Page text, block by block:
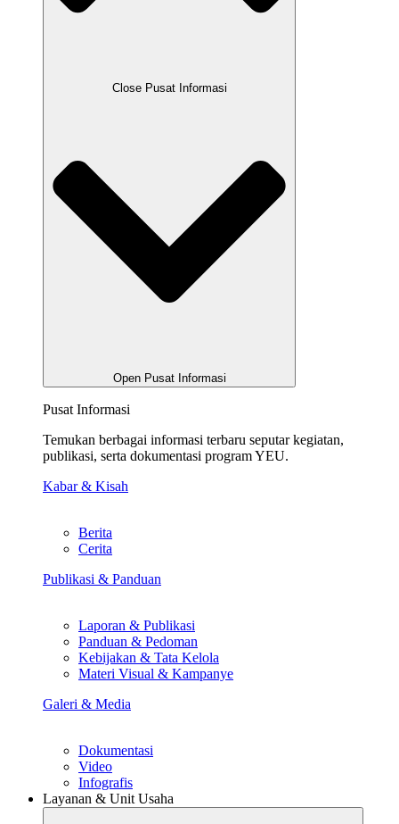
Close Pusat Informasi
Open Pusat Informasi
Pusat Informasi
Temukan berbagai informasi terbaru seputar kegiatan,
publikasi, serta dokumentasi program YEU.
Kabar & Kisah
Berita
Cerita
Publikasi & Panduan
Laporan & Publikasi
Panduan & Pedoman
Kebijakan & Tata Kelola
Materi Visual & Kampanye
Galeri & Media
Dokumentasi
Video
Infografis
Layanan & Unit Usaha